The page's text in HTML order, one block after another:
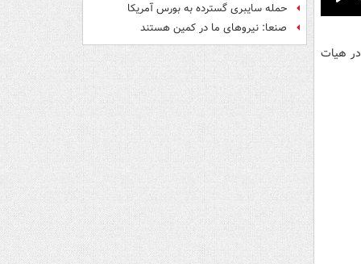
در هیات
حمله سایبری گسترده به بورس آمریکا
صنعا: نیروهای ما در کمین‌ هستند